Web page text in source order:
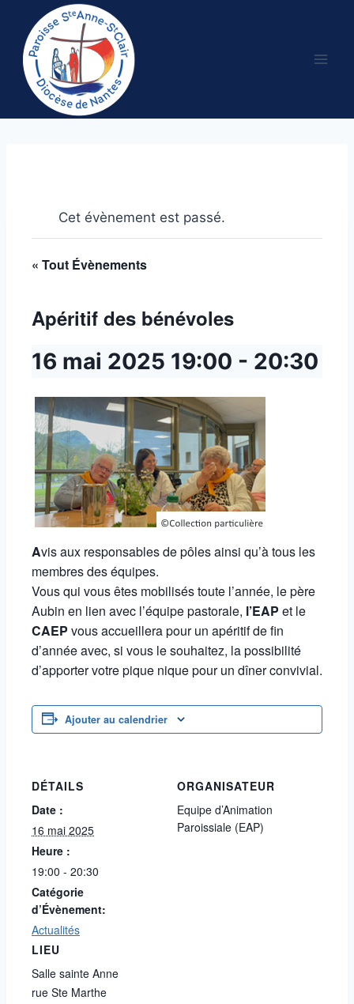
contenu
Cet évènement est passé.
« Tout Évènements
Apéritif des bénévoles
16 mai 2025 19:00 - 20:30
Avis aux responsables de pôles ainsi qu’à tous les
membres des équipes.
Vous qui vous êtes mobilisés toute l’année, le père
Aubin en lien avec l’équipe pastorale, l’EAP et le
CAEP vous accueillera pour un apéritif de fin
d’année avec, si vous le souhaitez, la possibilité
d’apporter votre pique nique pour un dîner convivial.
Ajouter au calendrier
DÉTAILS
Date :
16 mai 2025
Heure :
19:00 - 20:30
Catégorie
d’Évènement:
Actualités
LIEU
Salle sainte Anne
rue Ste Marthe
ORGANISATEUR
Equipe d’Animation
Paroissiale (EAP)